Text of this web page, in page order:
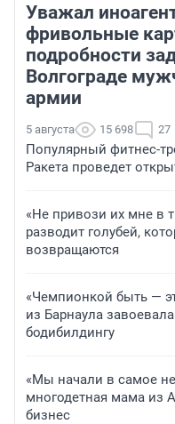
Уважал
фривольные
подробности
Волгограде
армии
5 августа 15 698 27
Популярный фитнес-
Ракета проведет
«Не привози их мне в
разводит голубей,
возвращаются
«Чемпионкой быть —
из Барнаула
бодибилдингу
«Мы начали в самое
многодетная мама из
бизнес